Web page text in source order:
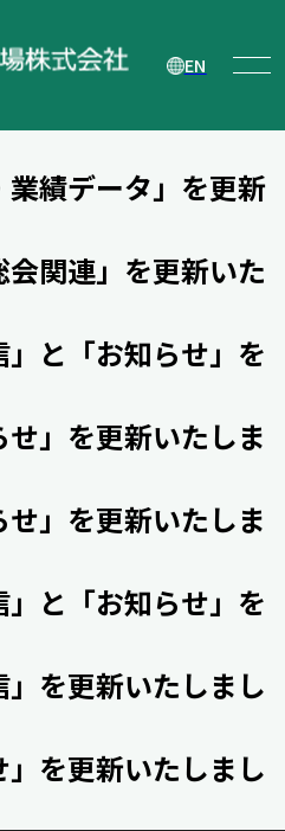
EN
」と「電子公告」
関連」を更新いた
業績データ」を更新
関連」を更新いた
と「お知らせ」を
」を更新いたしま
」を更新いたしま
と「お知らせ」を
を更新いたしまし
を更新いたしまし